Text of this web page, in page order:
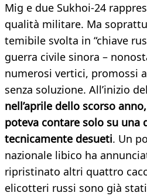
Mig e due Sukhoi-24
qualità militare. Ma
temibile svolta in “chiave
guerra civile sinora –
numerosi vertici, promossi
senza soluzione. All’inizio
nell’aprile dello scorso
poteva contare solo su una
tecnicamente desueti. Un
nazionale libico ha
ripristinato altri quattro
elicotteri russi sono già